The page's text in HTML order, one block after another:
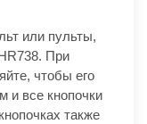
или пульты,
При
чтобы его
и все кнопочки
также